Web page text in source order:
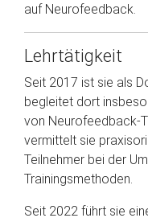
auf Neurofeedback.
Lehrtätigkeit
Seit 2017 ist sie als
begleitet dort
von Neurofeedback-
vermittelt sie
Teilnehmer bei der
Trainingsmethoden.
Seit 2022 führt sie